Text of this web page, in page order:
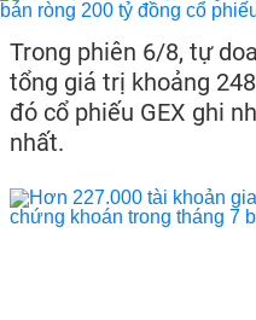
Trong phiên 6/8, tự
tổng giá trị khoảng
đó cổ phiếu GEX ghi
nhất.